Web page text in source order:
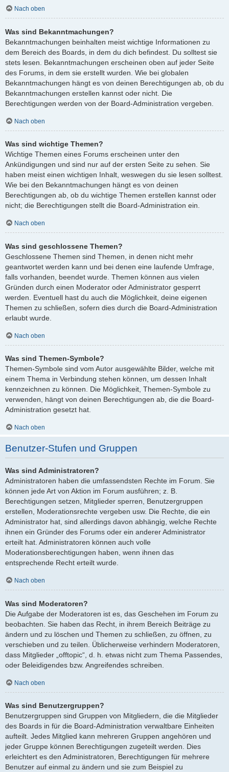
Nach oben
Was sind Bekanntmachungen?
Bekanntmachungen beinhalten meist wichtige Informationen zu
dem Bereich des Boards, in dem du dich befindest. Du solltest sie
stets lesen. Bekanntmachungen erscheinen oben auf jeder Seite
des Forums, in dem sie erstellt wurden. Wie bei globalen
Bekanntmachungen hängt es von deinen Berechtigungen ab, ob du
Bekanntmachungen erstellen kannst oder nicht. Die
Berechtigungen werden von der Board-Administration vergeben.
Nach oben
Was sind wichtige Themen?
Wichtige Themen eines Forums erscheinen unter den
Ankündigungen und sind nur auf der ersten Seite zu sehen. Sie
haben meist einen wichtigen Inhalt, weswegen du sie lesen solltest.
Wie bei den Bekanntmachungen hängt es von deinen
Berechtigungen ab, ob du wichtige Themen erstellen kannst oder
nicht; die Berechtigungen stellt die Board-Administration ein.
Nach oben
Was sind geschlossene Themen?
Geschlossene Themen sind Themen, in denen nicht mehr
geantwortet werden kann und bei denen eine laufende Umfrage,
falls vorhanden, beendet wurde. Themen können aus vielen
Gründen durch einen Moderator oder Administrator gesperrt
werden. Eventuell hast du auch die Möglichkeit, deine eigenen
Themen zu schließen, sofern dies durch die Board-Administration
erlaubt wurde.
Nach oben
Was sind Themen-Symbole?
Themen-Symbole sind vom Autor ausgewählte Bilder, welche mit
einem Thema in Verbindung stehen können, um dessen Inhalt
kennzeichnen zu können. Die Möglichkeit, Themen-Symbole zu
verwenden, hängt von deinen Berechtigungen ab, die die Board-
Administration gesetzt hat.
Nach oben
Benutzer-Stufen und Gruppen
Was sind Administratoren?
Administratoren haben die umfassendsten Rechte im Forum. Sie
können jede Art von Aktion im Forum ausführen; z. B.
Berechtigungen setzen, Mitglieder sperren, Benutzergruppen
erstellen, Moderationsrechte vergeben usw. Die Rechte, die ein
Administrator hat, sind allerdings davon abhängig, welche Rechte
ihnen ein Gründer des Forums oder ein anderer Administrator
erteilt hat. Administratoren können auch volle
Moderationsberechtigungen haben, wenn ihnen das
entsprechende Recht erteilt wurde.
Nach oben
Was sind Moderatoren?
Die Aufgabe der Moderatoren ist es, das Geschehen im Forum zu
beobachten. Sie haben das Recht, in ihrem Bereich Beiträge zu
ändern und zu löschen und Themen zu schließen, zu öffnen, zu
verschieben und zu teilen. Üblicherweise verhindern Moderatoren,
dass Mitglieder „offtopic“, d. h. etwas nicht zum Thema Passendes,
oder Beleidigendes bzw. Angreifendes schreiben.
Nach oben
Was sind Benutzergruppen?
Benutzergruppen sind Gruppen von Mitgliedern, die die Mitglieder
des Boards in für die Board-Administration verwaltbare Einheiten
aufteilt. Jedes Mitglied kann mehreren Gruppen angehören und
jeder Gruppe können Berechtigungen zugeteilt werden. Dies
erleichtert es den Administratoren, Berechtigungen für mehrere
Benutzer auf einmal zu ändern und sie zum Beispiel zu